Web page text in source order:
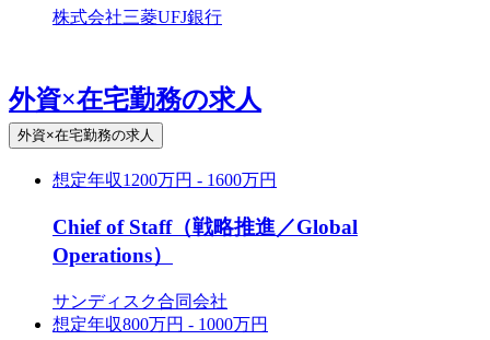
株式会社三菱UFJ銀行
外資×在宅勤務の求人
外資×在宅勤務の求人
想定年収1200万円 - 1600万円
Chief of Staff（戦略推進／Global
Operations）
サンディスク合同会社
想定年収800万円 - 1000万円